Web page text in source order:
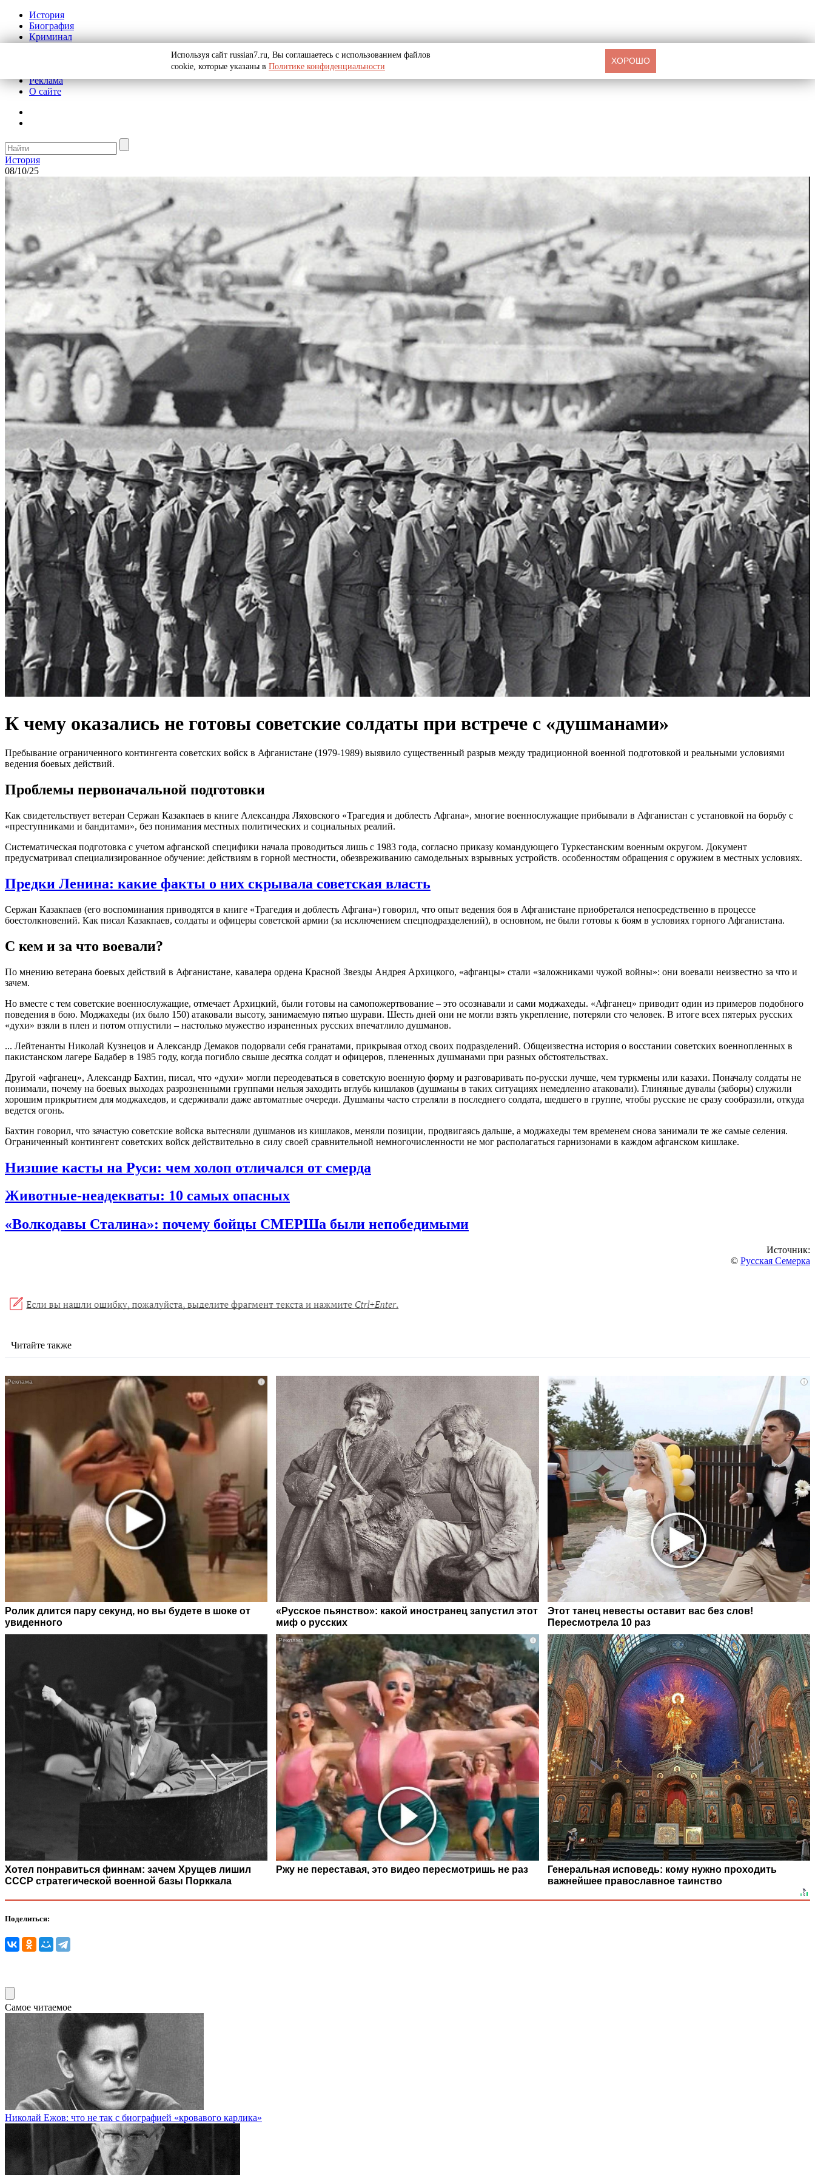
История
Биография
Криминал
Реклама
О сайте
История
08/10/25
К чему оказались не готовы советские солдаты при встрече с «душманами»
Пребывание ограниченного контингента советских войск в Афганистане (1979-1989) выявило существенный разрыв между традиционной военной подготовкой и реальными условиями
ведения боевых действий.
Проблемы первоначальной подготовки
Как свидетельствует ветеран Сержан Казакпаев в книге Александра Ляховского «Трагедия и доблесть Афгана», многие военнослужащие прибывали в Афганистан с установкой на борьбу с
«преступниками и бандитами», без понимания местных политических и социальных реалий.
Систематическая подготовка с учетом афганской специфики начала проводиться лишь с 1983 года, согласно приказу командующего Туркестанским военным округом. Документ
предусматривал специализированное обучение: действиям в горной местности, обезвреживанию самодельных взрывных устройств. особенностям обращения с оружием в местных условиях.
Предки Ленина: какие факты о них скрывала советская власть
Сержан Казакпаев (его воспоминания приводятся в книге «Трагедия и доблесть Афгана») говорил, что опыт ведения боя в Афганистане приобретался непосредственно в процессе
боестолкновений. Как писал Казакпаев, солдаты и офицеры советской армии (за исключением спецподразделений), в основном, не были готовы к боям в условиях горного Афганистана.
С кем и за что воевали?
По мнению ветерана боевых действий в Афганистане, кавалера ордена Красной Звезды Андрея Архицкого, «афганцы» стали «заложниками чужой войны»: они воевали неизвестно за что и
зачем.
Но вместе с тем советские военнослужащие, отмечает Архицкий, были готовы на самопожертвование – это осознавали и сами моджахеды. «Афганец» приводит один из примеров подобного
поведения в бою. Моджахеды (их было 150) атаковали высоту, занимаемую пятью шурави. Шесть дней они не могли взять укрепление, потеряли сто человек. В итоге всех пятерых русских
«духи» взяли в плен и потом отпустили – настолько мужество израненных русских впечатлило душманов.
... Лейтенанты Николай Кузнецов и Александр Демаков подорвали себя гранатами, прикрывая отход своих подразделений. Общеизвестна история о восстании советских военнопленных в
пакистанском лагере Бадабер в 1985 году, когда погибло свыше десятка солдат и офицеров, плененных душманами при разных обстоятельствах.
Другой «афганец», Александр Бахтин, писал, что «духи» могли переодеваться в советскую военную форму и разговаривать по-русски лучше, чем туркмены или казахи. Поначалу солдаты не
понимали, почему на боевых выходах разрозненными группами нельзя заходить вглубь кишлаков (душманы в таких ситуациях немедленно атаковали). Глиняные дувалы (заборы) служили
хорошим прикрытием для моджахедов, и сдерживали даже автоматные очереди. Душманы часто стреляли в последнего солдата, шедшего в группе, чтобы русские не сразу сообразили, откуда
ведется огонь.
Бахтин говорил, что зачастую советские войска вытесняли душманов из кишлаков, меняли позиции, продвигаясь дальше, а моджахеды тем временем снова занимали те же самые селения.
Ограниченный контингент советских войск действительно в силу своей сравнительной немногочисленности не мог располагаться гарнизонами в каждом афганском кишлаке.
Низшие касты на Руси: чем холоп отличался от смерда
Животные-неадекваты: 10 самых опасных
«Волкодавы Сталина»: почему бойцы СМЕРШа были непобедимыми
Источник:
© Русская Семерка
Читайте также
i
Ролик длится пару секунд, но вы будете в шоке от
увиденного
«Русское пьянство»: какой иностранец запустил этот
миф о русских
i
Этот танец невесты оставит вас без слов!
Пересмотрела 10 раз
Хотел понравиться финнам: зачем Хрущев лишил
СССР стратегической военной базы Порккала
i
Ржу не переставая, это видео пересмотришь не раз
Генеральная исповедь: кому нужно проходить
важнейшее православное таинство
Поделиться:
Самое читаемое
Николай Ежов: что не так с биографией «кровавого карлика»
Используя сайт russian7.ru, Вы соглашаетесь с использованием файлов
cookie, которые указаны в Политике конфиденциальности
ХОРОШО